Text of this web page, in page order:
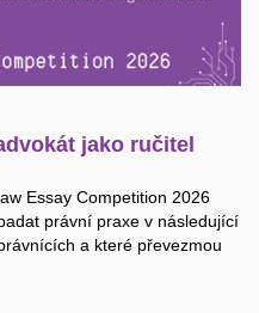
jako ručitel
Essay Competition 2026
právní praxe v následující
a které převezmou